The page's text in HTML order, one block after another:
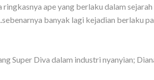
ringkasnya ape yang berlaku dalam
banyak lagi kejadian berlaku
Super Diva dalam industri nyanyian;